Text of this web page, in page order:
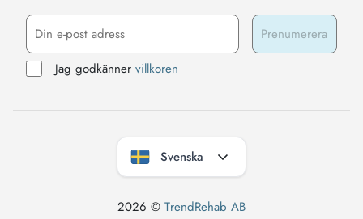
Jag godkänner villkoren
Svenska
2026 © TrendRehab AB